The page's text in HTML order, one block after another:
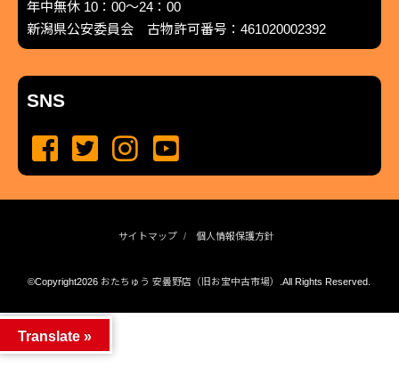
年中無休 10：00～24：00
新潟県公安委員会 古物許可番号：461020002392
SNS
サイトマップ 個人情報保護方針
©Copyright2026 おたちゅう 安曇野店（旧お宝中古市場） .All Rights Reserved.
Translate »